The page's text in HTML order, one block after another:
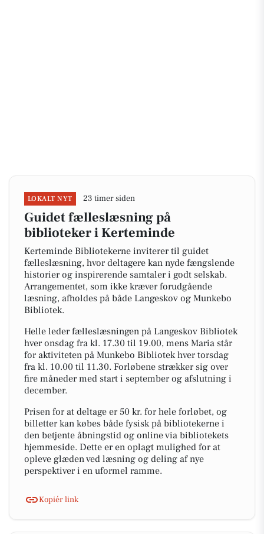
LOKALT NYT 23 timer siden
Guidet fælleslæsning på
biblioteker i Kerteminde
Kerteminde Bibliotekerne inviterer til guidet
fælleslæsning, hvor deltagere kan nyde fængslende
historier og inspirerende samtaler i godt selskab.
Arrangementet, som ikke kræver forudgående
læsning, afholdes på både Langeskov og Munkebo
Bibliotek.
Helle leder fælleslæsningen på Langeskov Bibliotek
hver onsdag fra kl. 17.30 til 19.00, mens Maria står
for aktiviteten på Munkebo Bibliotek hver torsdag
fra kl. 10.00 til 11.30. Forløbene strækker sig over
fire måneder med start i september og afslutning i
december.
Prisen for at deltage er 50 kr. for hele forløbet, og
billetter kan købes både fysisk på bibliotekerne i
den betjente åbningstid og online via bibliotekets
hjemmeside. Dette er en oplagt mulighed for at
opleve glæden ved læsning og deling af nye
perspektiver i en uformel ramme.
Kopiér link